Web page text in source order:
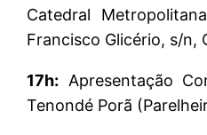
Catedral
Francisco Glicério, s/n,
17h: Apresentação
Tenondé Porã